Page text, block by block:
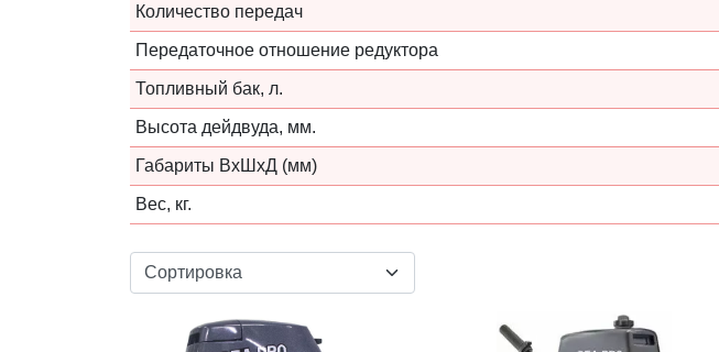
Количество передач
Передаточное отношение редуктора
Топливный бак, л.
Высота дейдвуда, мм.
Габариты ВxШxД (мм)
Вес, кг.